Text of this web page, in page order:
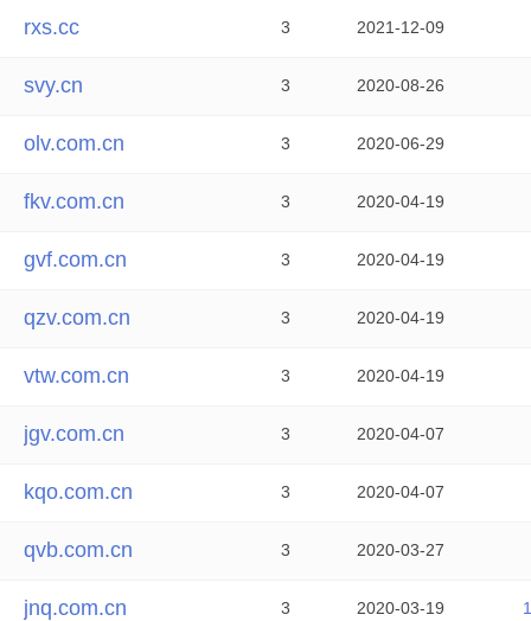
rxs.cc 3 2021-12-09
svy.cn 3 2020-08-26
olv.com.cn 3 2020-06-29
fkv.com.cn 3 2020-04-19
gvf.com.cn 3 2020-04-19
qzv.com.cn 3 2020-04-19
vtw.com.cn 3 2020-04-19
jgv.com.cn 3 2020-04-07
kqo.com.cn 3 2020-04-07
qvb.com.cn 3 2020-03-27
jnq.com.cn 3 2020-03-19